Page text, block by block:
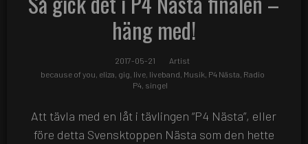
häng med!
2017-05-21
Artist
because of you, eliza, gig, live, liveband, Musik, P4 Nästa, Radio
P4, singel
Att tävla med en låt i tävlingen “P4 Nästa”, eller
före detta Svensktoppen Nästa som den hette